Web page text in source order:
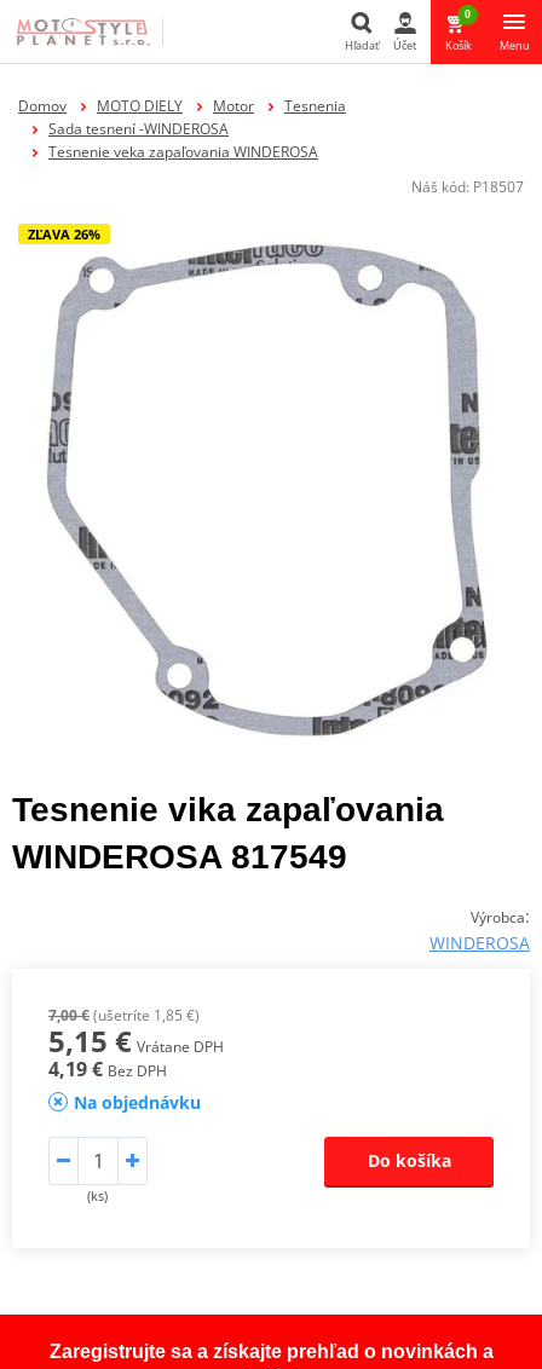
Hľadať Účet
0
Košík Menu
Domov MOTO DIELY Motor
Tesnenia
Sada tesnení -WINDEROSA
Tesnenie veka zapaľovania WINDEROSA
Náš kód: P18507
ZĽAVA 26%
Tesnenie vika zapaľovania
WINDEROSA 817549
Výrobca:
WINDEROSA
7,00 €(ušetríte 1,85 €)
5,15 € Vrátane DPH
4,19 € Bez DPH
Na objednávku
(ks)
Do košíka
Zaregistrujte sa a získajte prehľad o novinkách a